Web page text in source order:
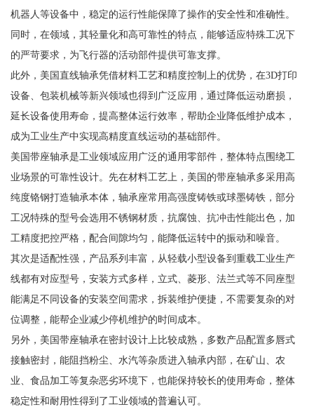
机器人等设备中，稳定的运行性能保障了操作的安全性和准确性。
同时，在领域，其轻量化和高可靠性的特点，能够适应特殊工况下
的严苛要求，为飞行器的活动部件提供可靠支撑。
此外，美国直线轴承凭借材料工艺和精度控制上的优势，在3D打印
设备、包装机械等新兴领域也得到广泛应用，通过降低运动磨损，
延长设备使用寿命，提高整体运行效率，帮助企业降低维护成本，
成为工业生产中实现高精度直线运动的基础部件。
美国带座轴承是工业领域应用广泛的通用零部件，整体特点围绕工
业场景的可靠性设计。先在材料工艺上，美国的带座轴承多采用高
纯度铬钢打造轴承本体，轴承座常用高强度铸铁或球墨铸铁，部分
工况特殊的型号会选用不锈钢材质，抗腐蚀、抗冲击性能出色，加
工精度把控严格，配合间隙均匀，能降低运转中的振动和噪音。
其次是适配性强，产品系列丰富，从轻载小型设备到重载工业生产
线都有对应型号，安装方式多样，立式、菱形、法兰式等不同座型
能满足不同设备的安装空间需求，拆装维护便捷，不需要复杂的对
位调整，能帮企业减少停机维护的时间成本。
另外，美国带座轴承在密封设计上比较成熟，多数产品配置多唇式
接触密封，能阻挡粉尘、水汽等杂质进入轴承内部，在矿山、农
业、食品加工等复杂恶劣环境下，也能保持较长的使用寿命，整体
稳定性和耐用性得到了工业领域的普遍认可。